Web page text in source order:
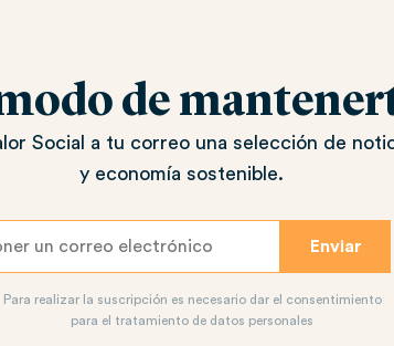
de
Social a tu correo una selección de
y economía sostenible.
Para realizar la suscripción es necesario dar el consentimiento
para el tratamiento de datos personales